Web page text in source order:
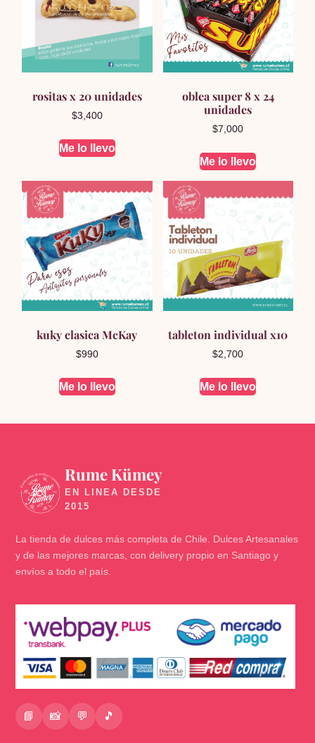
rositas x 20 unidades
$3,400
Me lo llevo
oblea super 8 x 24
unidades
$7,000
Me lo llevo
kuky clasica McKay
$990
Me lo llevo
tableton individual x10
$2,700
Me lo llevo
🍬
Rume Kümey
La tienda de dulces más completa de Chile. Dulces Artesanales
y de las mejores marcas, con delivery propio en Santiago y
envíos a todo el país.
📘 📸 💬 🎵